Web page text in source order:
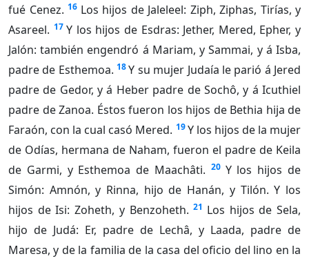
fué Cenez. 16 Los hijos de Jaleleel: Ziph, Ziphas, Tirías, y
Asareel. 17 Y los hijos de Esdras: Jether, Mered, Epher, y
Jalón: también engendró á Mariam, y Sammai, y á Isba,
padre de Esthemoa. 18 Y su mujer Judaía le parió á Jered
padre de Gedor, y á Heber padre de Sochô, y á Icuthiel
padre de Zanoa. Éstos fueron los hijos de Bethia hija de
Faraón, con la cual casó Mered. 19 Y los hijos de la mujer
de Odías, hermana de Naham, fueron el padre de Keila
de Garmi, y Esthemoa de Maachâti. 20 Y los hijos de
Simón: Amnón, y Rinna, hijo de Hanán, y Tilón. Y los
hijos de Isi: Zoheth, y Benzoheth. 21 Los hijos de Sela,
hijo de Judá: Er, padre de Lechâ, y Laada, padre de
Maresa, y de la familia de la casa del oficio del lino en la